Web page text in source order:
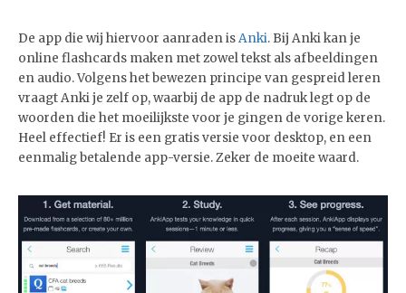
De app die wij hiervoor aanraden isAnki. Bij Anki kan je
online flashcards maken met zowel tekst als afbeeldingen
en audio. Volgens het bewezen principe van gespreid leren
vraagt Anki je zelf op, waarbij de app de nadruk legt op de
woorden die het moeilijkste voor je gingen de vorige keren.
Heel effectief! Er is een gratis versie voor desktop, en een
eenmalig betalende app-versie. Zeker de moeite waard.